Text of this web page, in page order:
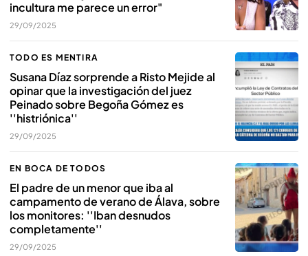
incultura me parece un error"
29/09/2025
TODO ES MENTIRA
Susana Díaz sorprende a Risto Mejide al
opinar que la investigación del juez
Peinado sobre Begoña Gómez es
''histriónica''
29/09/2025
EN BOCA DE TODOS
El padre de un menor que iba al
campamento de verano de Álava, sobre
los monitores: ''Iban desnudos
completamente''
29/09/2025